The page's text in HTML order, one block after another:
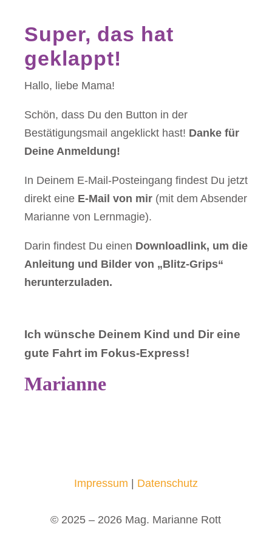
Super, das hat
geklappt!
Hallo, liebe Mama!
Schön, dass Du den Button in der
Bestätigungsmail angeklickt hast! Danke für
Deine Anmeldung!
In Deinem E-Mail-Posteingang findest Du jetzt
direkt eine E-Mail von mir (mit dem Absender
Marianne von Lernmagie).
Darin findest Du einen Downloadlink, um die
Anleitung und Bilder von „Blitz-Grips“
herunterzuladen.
Ich wünsche Deinem Kind und Dir eine
gute Fahrt im Fokus-Express!
Marianne
Impressum Datenschutz
© 2025 – 2026 Mag. Marianne Rott